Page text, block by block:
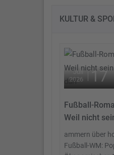
KULTUR &
Juli
2026
17
Fußball-
Weil nicht
ammern über
Fußball-WM: